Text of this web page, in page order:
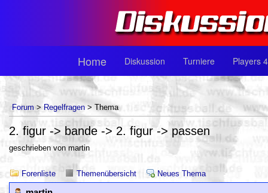
Home Diskussion Turniere Players
Forum > Regelfragen > Thema
2. figur -> bande -> 2. figur -> passen
geschrieben von martin
Forenliste Themenübersicht Neues Thema